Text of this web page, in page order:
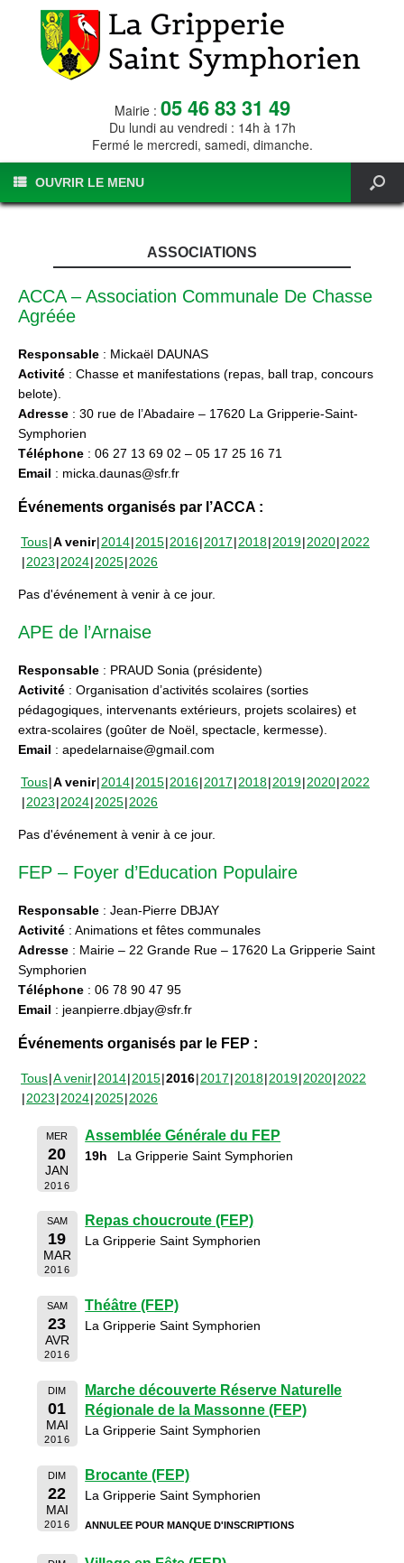
Mairie : 05 46 83 31 49
Du lundi au vendredi : 14h à 17h
Fermé le mercredi, samedi, dimanche.
OUVRIR LE MENU
ASSOCIATIONS
ACCA – Association Communale De Chasse
Agréée
Responsable : Mickaël DAUNAS
Activité : Chasse et manifestations (repas, ball trap, concours
belote).
Adresse : 30 rue de l’Abadaire – 17620 La Gripperie-Saint-
Symphorien
Téléphone : 06 27 13 69 02 – 05 17 25 16 71
Email : micka.daunas@sfr.fr
Événements organisés par l’ACCA :
Tous A venir 2014 2015 2016 2017 2018 2019 2020 2022
2023 2024 2025 2026
Pas d'événement à venir à ce jour.
APE de l’Arnaise
Responsable : PRAUD Sonia (présidente)
Activité : Organisation d’activités scolaires (sorties
pédagogiques, intervenants extérieurs, projets scolaires) et
extra-scolaires (goûter de Noël, spectacle, kermesse).
Email : apedelarnaise@gmail.com
Tous A venir 2014 2015 2016 2017 2018 2019 2020 2022
2023 2024 2025 2026
Pas d'événement à venir à ce jour.
FEP – Foyer d’Education Populaire
Responsable : Jean-Pierre DBJAY
Activité : Animations et fêtes communales
Adresse : Mairie – 22 Grande Rue – 17620 La Gripperie Saint
Symphorien
Téléphone : 06 78 90 47 95
Email : jeanpierre.dbjay@sfr.fr
Événements organisés par le FEP :
Tous A venir 2014 2015 2016 2017 2018 2019 2020 2022
2023 2024 2025 2026
MER
20
JAN
2016
Assemblée Générale du FEP
19h La Gripperie Saint Symphorien
SAM
19
MAR
2016
Repas choucroute (FEP)
La Gripperie Saint Symphorien
SAM
23
AVR
2016
Théâtre (FEP)
La Gripperie Saint Symphorien
DIM
01
MAI
2016
Marche découverte Réserve Naturelle
Régionale de la Massonne (FEP)
La Gripperie Saint Symphorien
DIM
22
MAI
2016
Brocante (FEP)
La Gripperie Saint Symphorien
ANNULEE POUR MANQUE D'INSCRIPTIONS